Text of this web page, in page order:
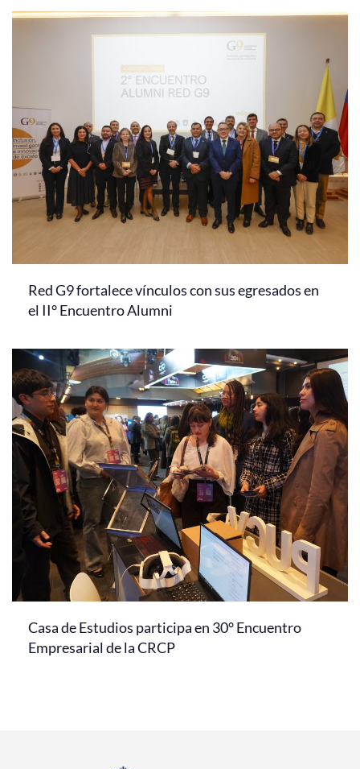
Red G9 fortalece vínculos con sus egresados en
el II° Encuentro Alumni
Casa de Estudios participa en 30° Encuentro
Empresarial de la CRCP